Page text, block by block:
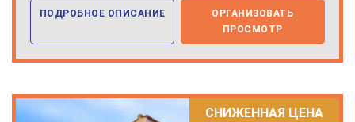
ПОДРОБНОЕ ОПИСАНИЕ
ОРГАНИЗОВАТЬ
ПРОСМОТР
СНИЖЕННАЯ ЦЕНА